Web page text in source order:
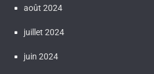
août 2024
juillet 2024
juin 2024